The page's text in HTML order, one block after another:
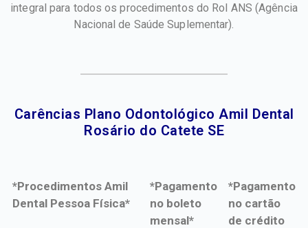
integral para todos os procedimentos do Rol ANS (Agência
Nacional de Saúde Suplementar).
Carências Plano Odontológico Amil Dental
Rosário do Catete SE​
*Procedimentos Amil
Dental Pessoa Física*
*Pagamento
no boleto
mensal*
*Pagamento
no cartão
de crédito